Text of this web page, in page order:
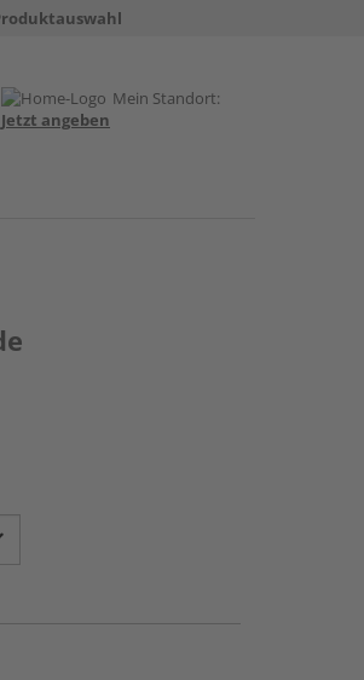
Mein Standort:
Jetzt angeben